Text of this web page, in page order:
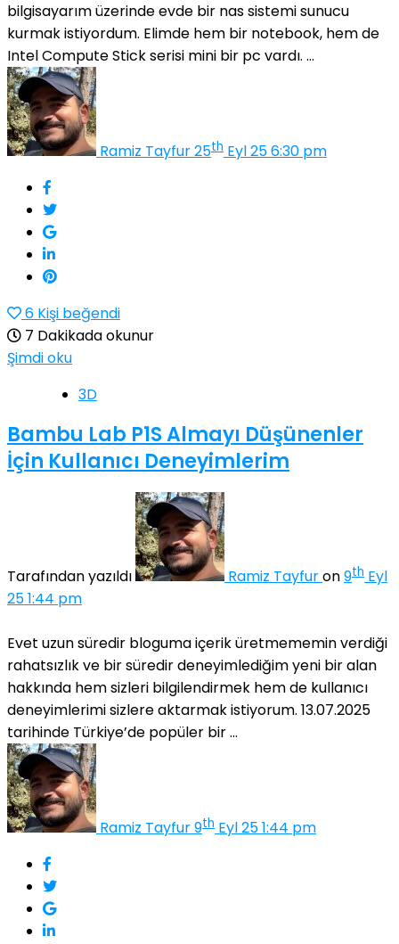
bilgisayarım üzerinde evde bir nas sistemi sunucu
kurmak istiyordum. Elimde hem bir notebook, hem de
Intel Compute Stick serisi mini bir pc vardı. ...
Ramiz Tayfur25th Eyl 25 6:30 pm
6 Kişi beğendi
7 Dakikada okunur
Şimdi oku
3D
Bambu Lab P1S Almayı Düşünenler
İçin Kullanıcı Deneyimlerim
Tarafından yazıldı Ramiz Tayfuron9th Eyl
25 1:44 pm
Evet uzun süredir bloguma içerik üretmememin verdiği
rahatsızlık ve bir süredir deneyimlediğim yeni bir alan
hakkında hem sizleri bilgilendirmek hem de kullanıcı
deneyimlerimi sizlere aktarmak istiyorum. 13.07.2025
tarihinde Türkiye’de popüler bir ...
Ramiz Tayfur9th Eyl 25 1:44 pm